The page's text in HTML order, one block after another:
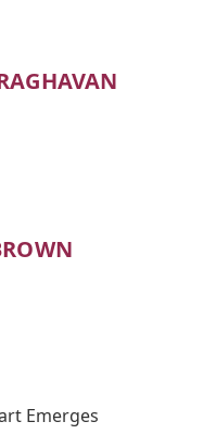
Emerges